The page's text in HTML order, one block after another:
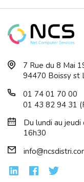
7 Rue du 8 Mai
94470 Boissy st
01 74 01 70 00
01 43 82 94 31
Du lundi au
16h30